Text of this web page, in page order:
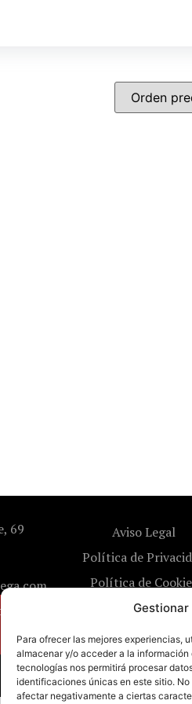
Para ofrecer las mejores experiencias,
almacenar y/o acceder a la
tecnologías nos permitirá procesar
identificaciones únicas en este sitio.
afectar negativamente a ciertas
69
Aviso Legal
Política de
Política de